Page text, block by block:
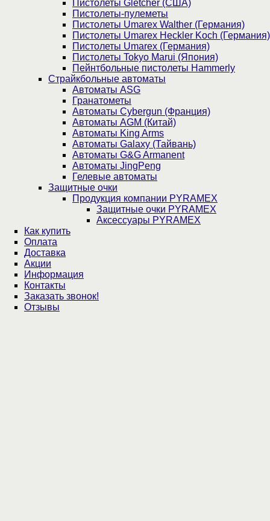
Пистолеты Gletcher (США)
Пистолеты-пулеметы
Пистолеты Umarex Walther (Германия)
Пистолеты Umarex Heckler Koch (Германия)
Пистолеты Umarex (Германия)
Пистолеты Tokyo Marui (Япония)
Пейнтбольные пистолеты Hammerly
Страйкбольные автоматы
Автоматы ASG
Гранатометы
Автоматы Cybergun (Франция)
Автоматы AGM (Китай)
Автоматы King Arms
Автоматы Galaxy (Тайвань)
Автоматы G&G Armanent
Автоматы JingPeng
Гелевые автоматы
Защитные очки
Продукция компании PYRAMEX
Защитные очки PYRAMEX
Аксессуары PYRAMEX
Как купить
Оплата
Доставка
Акции
Информация
Контакты
Заказать звонок!
Отзывы